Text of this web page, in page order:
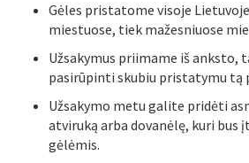
Gėles pristatome visoje
miestuose, tiek mažesniuose
Užsakymus priimame iš anksto,
pasirūpinti skubiu pristatymu tą
Užsakymo metu galite pridėti
atviruką arba dovanėlę, kuri bus
gėlėmis.